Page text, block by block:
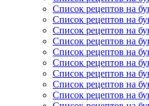
Список рецептов на
Список рецептов на
Список рецептов на
Список рецептов на
Список рецептов на
Список рецептов на
Список рецептов на
Список рецептов на
Список рецептов на